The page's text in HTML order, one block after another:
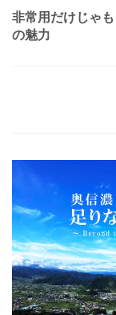
非常用だけじゃ
の魅力